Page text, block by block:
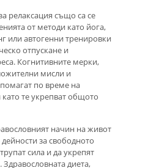
релаксация също са се
от методи като йога,
или автогенни тренировки
отпускане и
Когнитивните мерки,
мисли и
по време на
те укрепват общото
начин на живот
за свободното
сила и да укрепят
диета,